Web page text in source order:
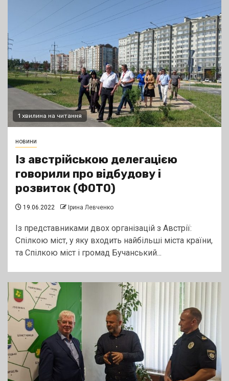
1 хвилина на читання
новини
Із австрійською делегацією
говорили про відбудову і
розвиток (ФОТО)
19.06.2022 Ірина Левченко
Із представниками двох організацій з Австрії:
Спілкою міст, у яку входить найбільші міста країни,
та Спілкою міст і громад Бучанський...